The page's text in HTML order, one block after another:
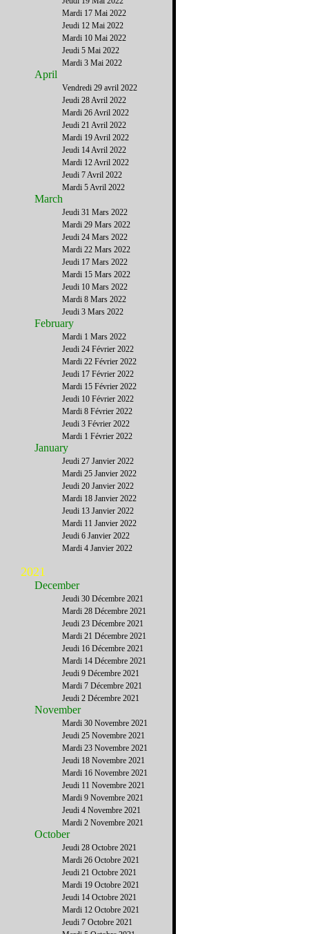
Mardi 17 Mai 2022
Jeudi 12 Mai 2022
Mardi 10 Mai 2022
Jeudi 5 Mai 2022
Mardi 3 Mai 2022
April
Vendredi 29 avril 2022
Jeudi 28 Avril 2022
Mardi 26 Avril 2022
Jeudi 21 Avril 2022
Mardi 19 Avril 2022
Jeudi 14 Avril 2022
Mardi 12 Avril 2022
Jeudi 7 Avril 2022
Mardi 5 Avril 2022
March
Jeudi 31 Mars 2022
Mardi 29 Mars 2022
Jeudi 24 Mars 2022
Mardi 22 Mars 2022
Jeudi 17 Mars 2022
Mardi 15 Mars 2022
Jeudi 10 Mars 2022
Mardi 8 Mars 2022
Jeudi 3 Mars 2022
February
Mardi 1 Mars 2022
Jeudi 24 Février 2022
Mardi 22 Février 2022
Jeudi 17 Février 2022
Mardi 15 Février 2022
Jeudi 10 Février 2022
Mardi 8 Février 2022
Jeudi 3 Février 2022
Mardi 1 Février 2022
January
Jeudi 27 Janvier 2022
Mardi 25 Janvier 2022
Jeudi 20 Janvier 2022
Mardi 18 Janvier 2022
Jeudi 13 Janvier 2022
Mardi 11 Janvier 2022
Jeudi 6 Janvier 2022
Mardi 4 Janvier 2022
2021
December
Jeudi 30 Décembre 2021
Mardi 28 Décembre 2021
Jeudi 23 Décembre 2021
Mardi 21 Décembre 2021
Jeudi 16 Décembre 2021
Mardi 14 Décembre 2021
Jeudi 9 Décembre 2021
Mardi 7 Décembre 2021
Jeudi 2 Décembre 2021
November
Mardi 30 Novembre 2021
Jeudi 25 Novembre 2021
Mardi 23 Novembre 2021
Jeudi 18 Novembre 2021
Mardi 16 Novembre 2021
Jeudi 11 Novembre 2021
Mardi 9 Novembre 2021
Jeudi 4 Novembre 2021
Mardi 2 Novembre 2021
October
Jeudi 28 Octobre 2021
Mardi 26 Octobre 2021
Jeudi 21 Octobre 2021
Mardi 19 Octobre 2021
Jeudi 14 Octobre 2021
Mardi 12 Octobre 2021
Jeudi 7 Octobre 2021